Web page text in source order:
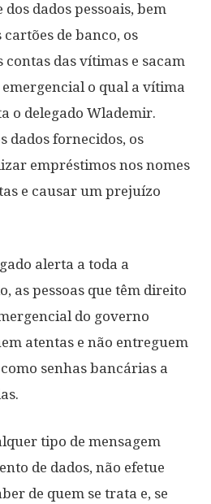
dos dados pessoais, bem
cartões de banco, os
contas das vítimas e sacam
o qual a vítima
o delegado Wlademir.
dados fornecidos, os
empréstimos nos nomes
e causar um prejuízo
alerta a toda a
as pessoas que têm direito
do governo
atentas e não entreguem
senhas bancárias a
tipo de mensagem
de dados, não efetue
de quem se trata e, se